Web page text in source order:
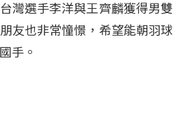
灣選手李洋與王齊麟獲得男雙
友也非常憧憬，希望能朝羽球
手。